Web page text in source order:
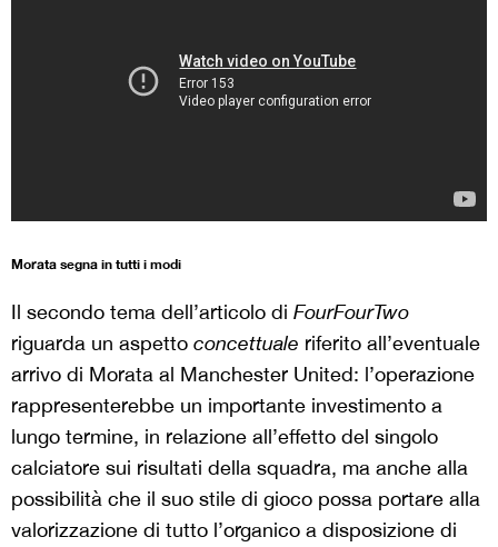
Morata segna in tutti i modi
Il secondo tema dell’articolo di FourFourTwo
riguarda un aspetto concettuale riferito all’eventuale
arrivo di Morata al Manchester United: l’operazione
rappresenterebbe un importante investimento a
lungo termine, in relazione all’effetto del singolo
calciatore sui risultati della squadra, ma anche alla
possibilità che il suo stile di gioco possa portare alla
valorizzazione di tutto l’organico a disposizione di